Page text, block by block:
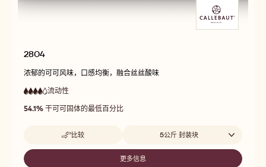
2804
浓郁的可可风味，口感均衡，融合丝丝酸味
4
out
流动性
流
54.1% 干可可固体的最低百分比
比较
-
2804
Beschikbare maten
5公斤 封装块
更多信息
-